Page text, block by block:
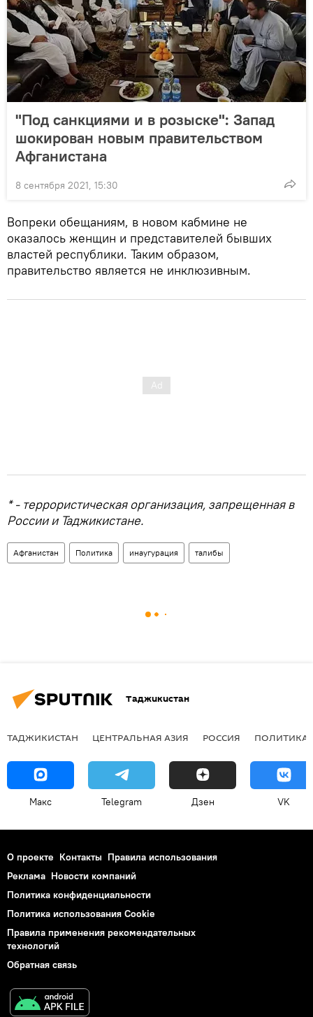
"Под санкциями и в розыске": Запад
шокирован новым правительством
Афганистана
8 сентября 2021, 15:30
Вопреки обещаниям, в новом кабмине не
оказалось женщин и представителей бывших
властей республики. Таким образом,
правительство является не инклюзивным.
* - террористическая организация, запрещенная в
России и Таджикистане.
Афганистан Политика инаугурация талибы
Таджикистан
ТАДЖИКИСТАН ЦЕНТРАЛЬНАЯ АЗИЯ РОССИЯ ПОЛИТИКА
Макс Telegram Дзен VK
О проекте Контакты Правила использования
Реклама Новости компаний
Политика конфиденциальности
Политика использования Cookie
Правила применения рекомендательных
технологий
Обратная связь